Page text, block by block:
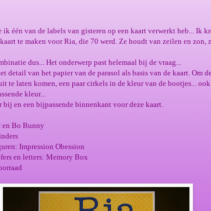
ik één van de labels van gisteren op een kaart verwerkt heb... Ik
te maken voor Ria, die 70 werd. Ze houdt van zeilen en zon,
dus... Het onderwerp past helemaal bij de vraag...
detail van het papier van de parasol als basis van de kaart. Om
te laten komen, een paar cirkels in de kleur van de bootjes...
kleur...
bij en een bijpassende binnenkant voor deze kaart.
en Bo Bunny
Impression Obession
en letters: Memory Box